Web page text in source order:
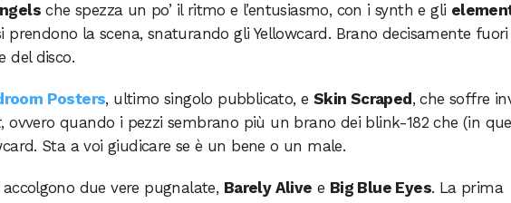
che spezza un po’ il ritmo e l’entusiasmo, con i synth e gli
prendono la scena, snaturando gli Yellowcard. Brano decisamente fuori
del disco.
Posters, ultimo singolo pubblicato, e Skin Scraped , che soffre
, ovvero quando i pezzi sembrano più un brano dei blink-182 che (in
Sta a voi giudicare se è un bene o un male.
due vere pugnalate, Barely Alive e Big Blue Eyes. La prima